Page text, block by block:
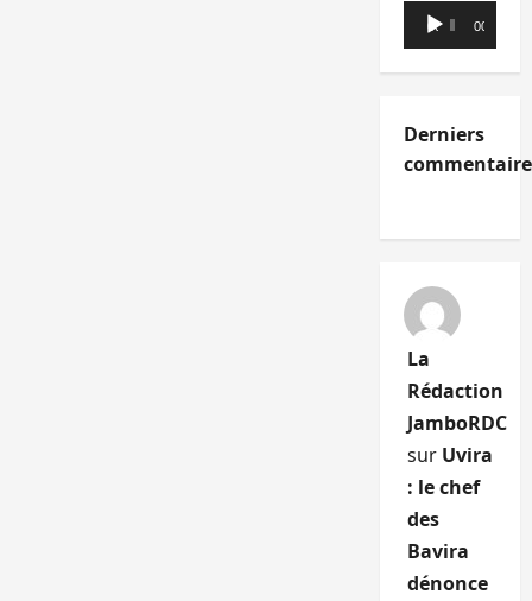
Lecteur
audio
00:00 00:00
Derniers
La
Rédaction
JamboRDC
sur Uvira
: le chef
des
Bavira
dénonce